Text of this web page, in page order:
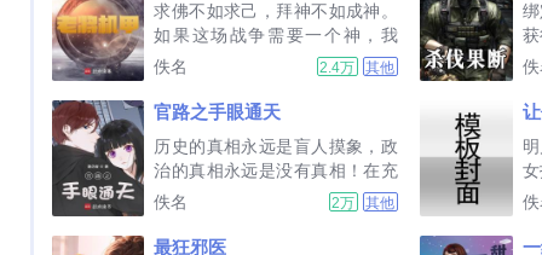
凶案现场，奏响罚罪的刑侦旋
律。...
求佛不如求己，拜神不如成神。
如果这场战争需要一个神，我
来。他叫骥星河，65岁时，为了
机修师到机甲战士，从列兵到五
师。他走过了一段复仇之路，再
回首...
佚名 2.4万 其他
官路之手眼通天
历史的真相永远是盲人摸象，政
治的真相永远是没有真相！在充
满扑朔迷离，真假难辨的权谋斗
来开拓属于自己的一片天地，完
佚名 2万 其他
最狂邪医